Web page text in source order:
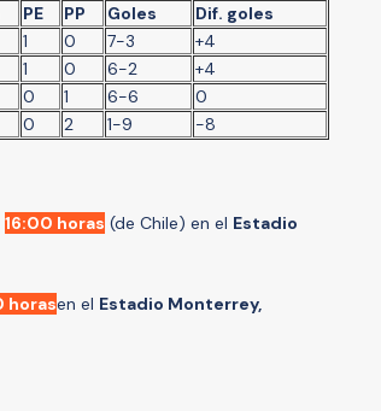
PE PP Goles
Dif. goles
1 0 7-3
+4
1 0 6-2
+4
0 1 6-6
0
0 2 1-9 -8
16:00 horas (de Chile) en el Estadio
horasen el Estadio Monterrey,